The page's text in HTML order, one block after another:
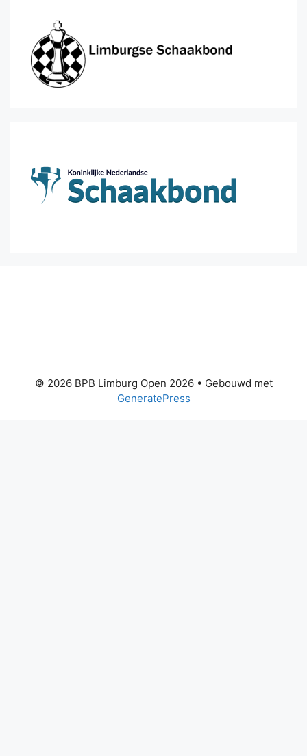
© 2026 BPB Limburg Open 2026• Gebouwd met
GeneratePress